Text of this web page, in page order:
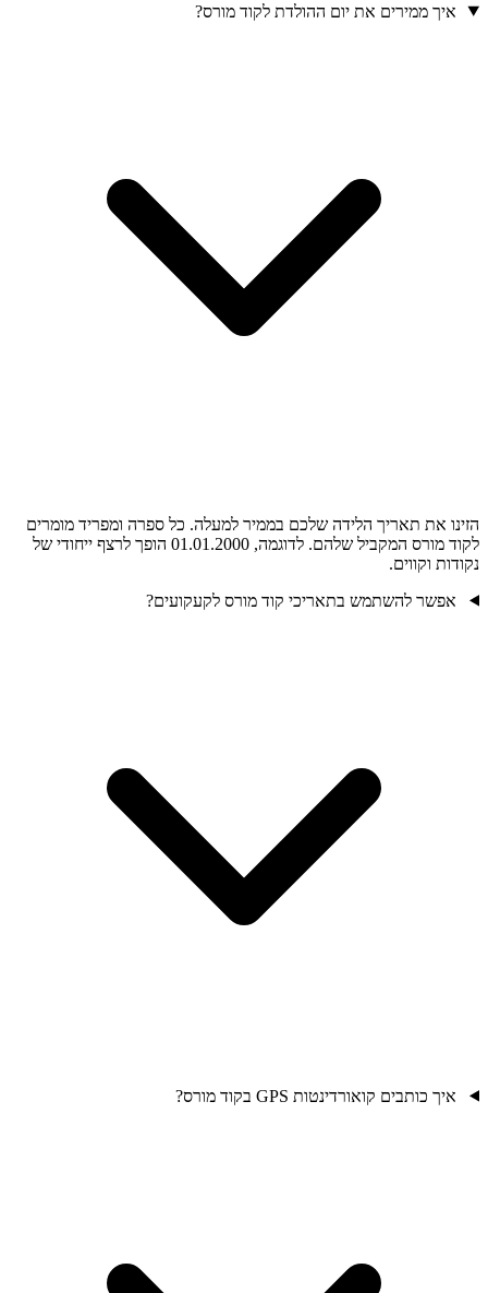
איך ממירים את יום ההולדת לקוד מורס?
הזינו את תאריך הלידה שלכם בממיר למעלה. כל ספרה ומפריד מומרים
לקוד מורס המקביל שלהם. לדוגמה, 01.01.2000 הופך לרצף ייחודי של
נקודות וקווים.
אפשר להשתמש בתאריכי קוד מורס לקעקועים?
איך כותבים קואורדינטות GPS בקוד מורס?